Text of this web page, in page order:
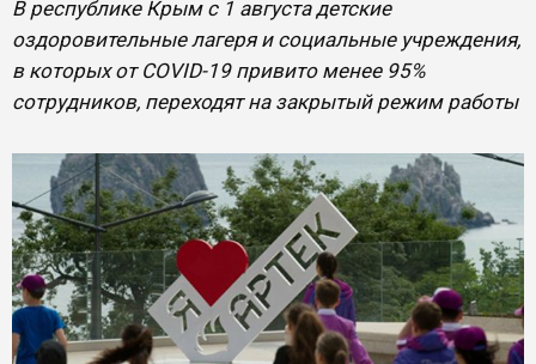
В республике Крым с 1 августа детские
оздоровительные лагеря и социальные учреждения,
в которых от COVID-19 привито менее 95%
сотрудников, переходят на закрытый режим работы